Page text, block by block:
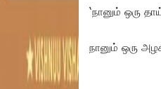
‘நானும் ஒரு
நானும் ஒரு